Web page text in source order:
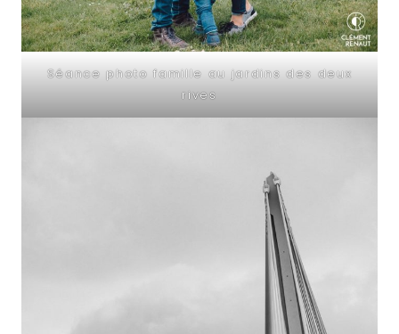
Séance photo famille au jardins des deux
rives